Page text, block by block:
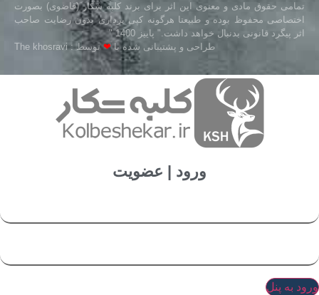
تمامی حقوق مادی و معنوی این اثر برای برند کلبه شکار (قاضوی) بصورت
اختصاصی محفوظ بوده و طبیعتا هرگونه کپی برداری بدون رضایت صاحب
اثر پیگرد قانونی بدنبال خواهد داشت." پاییز 1400 "
طراحی و پشتیبانی شده با❤توسط : The khosravi
ورود | عضویت
ورود به پنل